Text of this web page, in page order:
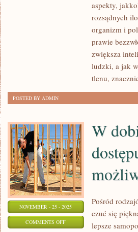
SPOŻYWANIE
ALKOHOLU
DOPUSZCZALNEJ
OKAZJI.
BEZ
NA
TO
aspekty,
rozsądnych
organizm i
prawie
zwiększa
ludzki, a jak
tlenu,
POSTED BY ADMIN
NOVEMBER - 25 - 2025
COMMENTS OFFON
W
Pośród
czuć się
lepsze